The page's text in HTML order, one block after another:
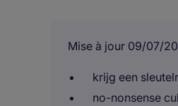
Mise à jour 09/07/
krijg een
no-nonsense